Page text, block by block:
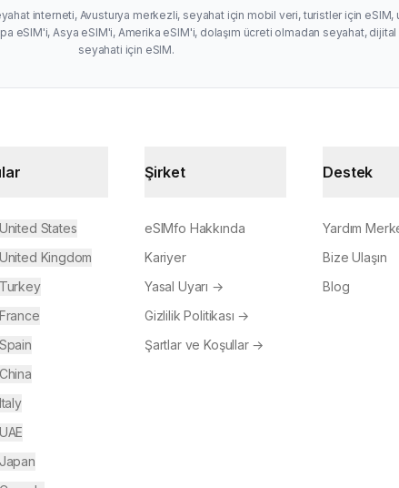
interneti, Avusturya merkezli, seyahat için mobil veri, turistler için eSIM,
eSIM'i, Asya eSIM'i, Amerika eSIM'i, dolaşım ücreti olmadan seyahat, dijital
seyahati için eSIM.
States
Kingdom
Şirket
eSIMfo Hakkında
Kariyer
Yasal Uyarı →
Gizlilik Politikası →
Şartlar ve Koşullar→
Destek
Yardım
Bize Ulaşın
Blog